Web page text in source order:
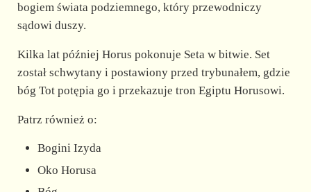
bogiem świata podziemnego, który przewodniczy
sądowi duszy.
Kilka lat później Horus pokonuje Seta w bitwie. Set
został schwytany i postawiony przed trybunałem, gdzie
bóg Tot potępia go i przekazuje tron Egiptu Horusowi.
Patrz również o:
Bogini Izyda
Oko Horusa